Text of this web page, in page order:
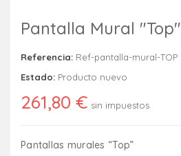
Pantalla Mural "Top"
Referencia: Ref-pantalla-mural-TOP
Estado: Producto nuevo
261,80 € sin impuestos
Pantallas murales “Top”